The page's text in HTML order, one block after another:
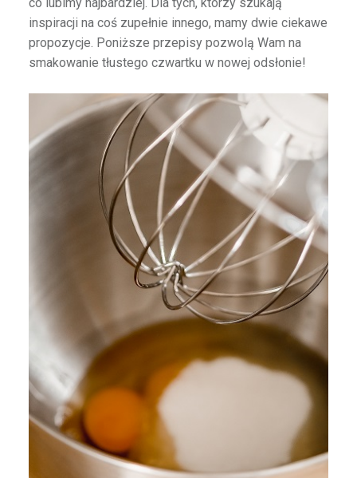
inspiracji na coś zupełnie innego, mamy dwie ciekawe
propozycje. Poniższe przepisy pozwolą Wam na
smakowanie tłustego czwartku w nowej odsłonie!